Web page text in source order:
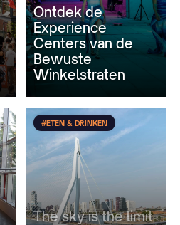
Ontdek de
Experience
Centers van de
Bewuste
Winkelstraten
#ETEN & DRINKEN
The sky is the limit